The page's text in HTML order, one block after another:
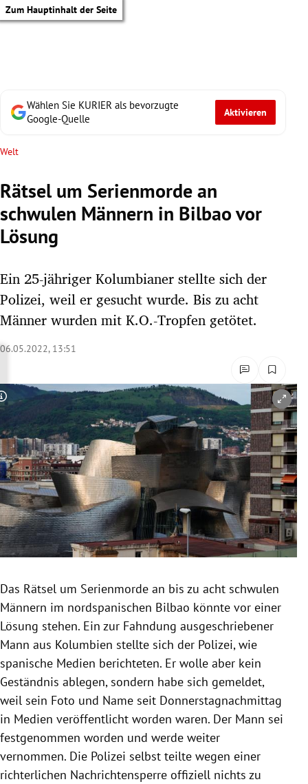
Zum Hauptinhalt der Seite
Untermenü
Untermenü
Untermenü
Untermenü
Untermenü
Untermenü
Untermenü
Untermenü
Untermenü
Untermenü
Wählen Sie KURIER als bevorzugte
Google-Quelle
Aktivieren
Welt
Rätsel um Serienmorde an
schwulen Männern in Bilbao vor
Lösung
Ein 25-jähriger Kolumbianer stellte sich der
Polizei, weil er gesucht wurde. Bis zu acht
Männer wurden mit K.O.-Tropfen getötet.
06.05.2022, 13:51
Copyright-Hinweis öffnen/schließen
Das Rätsel um Serienmorde an bis zu acht schwulen
Männern im nordspanischen Bilbao könnte vor einer
Lösung stehen. Ein zur Fahndung ausgeschriebener
Mann aus Kolumbien stellte sich der Polizei, wie
spanische Medien berichteten. Er wolle aber kein
Geständnis ablegen, sondern habe sich gemeldet,
weil sein Foto und Name seit Donnerstagnachmittag
in Medien veröffentlicht worden waren. Der Mann sei
festgenommen worden und werde weiter
vernommen. Die Polizei selbst teilte wegen einer
richterlichen Nachrichtensperre offiziell nichts zu